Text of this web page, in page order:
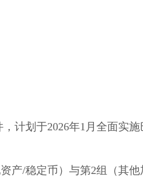
计划于2026年1月全面实施
产/稳定币）与第2组（其他